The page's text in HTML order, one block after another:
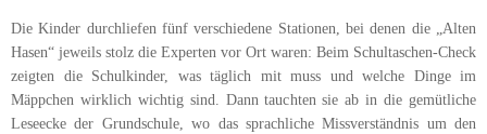
Die Kinder durchliefen fünf verschiedene Stationen, bei denen die „Alten
Hasen“ jeweils stolz die Experten vor Ort waren: Beim Schultaschen-Check
zeigten die Schulkinder, was täglich mit muss und welche Dinge im
Mäppchen wirklich wichtig sind. Dann tauchten sie ab in die gemütliche
Leseecke der Grundschule, wo das sprachliche Missverständnis um den